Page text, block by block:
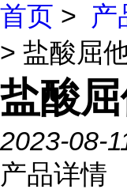
首页 > 产
> 盐酸屈
盐酸
2023-08-
产品详情